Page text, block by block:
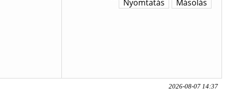
Másolás
Nyomtatás
2026-08-07 14:37